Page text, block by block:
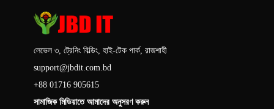
লেভেল ৩, ট্রেনিং বিল্ডিং, হাই-টেক পার্ক, রাজশাহী
support@jbdit.com.bd
+88 01716 905615
সামাজিক মিডিয়াতে আমাদের অনুসরণ করুন